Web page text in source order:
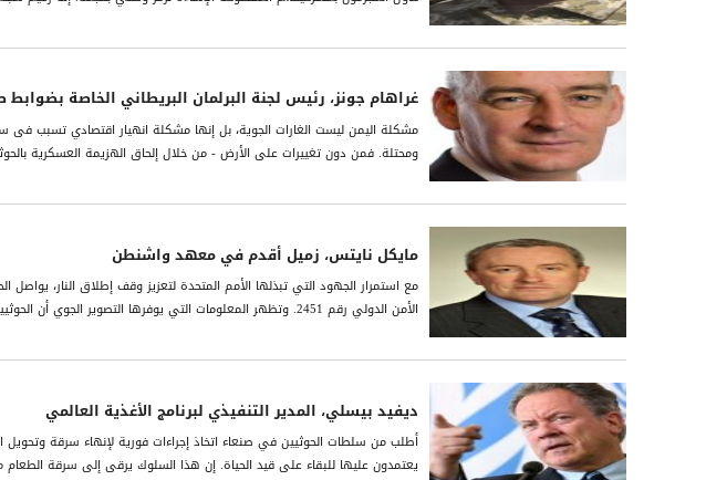
غراھام جونز، رئیس لجنة البرلمان البریطاني الخاصة بضوابط
مشكلة الیمن لیست الغارات الجویة، بل إنھا مشكلة انھیار اقتصادي تسبب فی
ومحتلة. فمن دون تغییرات على الأرض - من خلال إلحاق الھزیمة العسكریة
مايكل نايتس، زميل أقدم في معهد واشنطن
مع استمرار الجهود التي تبذلها الأمم المتحدة لتعزيز وقف إطلاق النار،
الأمن الدولي رقم 2451. وتظهر المعلومات التي يوفرها التصوير الجوي أن الحوثيين قاموا بحفر ما معدّله 25 خندقاً جديداً وإقامة...
ديفيد بيسلي، المدير التنفيذي لبرنامج الأغذية العالمي
أطلب من سلطات الحوثيين في صنعاء اتخاذ إجراءات فورية لإنهاء سرقة
يعتمدون عليها للبقاء على قيد الحياة. إن هذا السلوك يرقى إلى سرقة